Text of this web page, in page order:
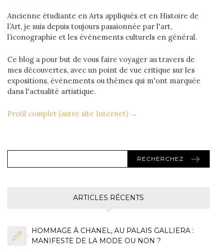
Ancienne étudiante en Arts appliqués et en Histoire de
l’Art, je suis depuis toujours passionnée par l'art,
l’iconographie et les événements culturels en général.
Ce blog a pour but de vous faire voyager au travers de
mes découvertes, avec un point de vue critique sur les
expositions, événements ou thèmes qui m'ont marquée
dans l'actualité artistique.
Profil complet (autre site Internet) →
RECHERCHEZ
ARTICLES RÉCENTS
HOMMAGE À CHANEL, AU PALAIS GALLIERA :
MANIFESTE DE LA MODE OU NON ?